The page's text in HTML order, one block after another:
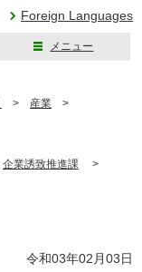
Foreign Languages
メニュー
> 産業 >
企業誘致推進課 >
令和03年02月03日